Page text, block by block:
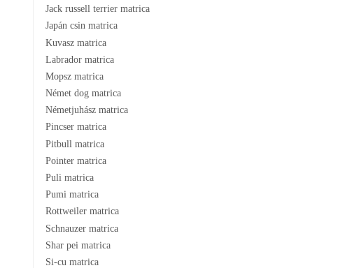
Jack russell terrier matrica
Japán csin matrica
Kuvasz matrica
Labrador matrica
Mopsz matrica
Német dog matrica
Németjuhász matrica
Pincser matrica
Pitbull matrica
Pointer matrica
Puli matrica
Pumi matrica
Rottweiler matrica
Schnauzer matrica
Shar pei matrica
Si-cu matrica